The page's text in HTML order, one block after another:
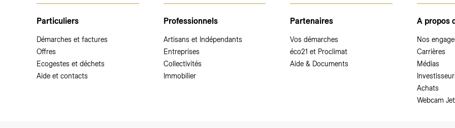
Particuliers
Démarches et factures
Offres
Ecogestes et déchets
Aide et contacts
Professionnels
Artisans et Indépendants
Entreprises
Collectivités
Immobilier
Partenaires
Vos démarches
éco21 et Proclimat
Aide & Documents
A propos
Nos
Carrières
Médias
Achats
Webcam